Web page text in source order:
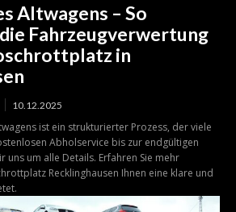
Altwagens – So
Fahrzeugverwertung
in
10.12.2025
ist ein strukturierter Prozess, der viele
Abholservice bis zur endgültigen
uns um alle Details. Erfahren Sie mehr
Recklinghausen Ihnen eine klare und